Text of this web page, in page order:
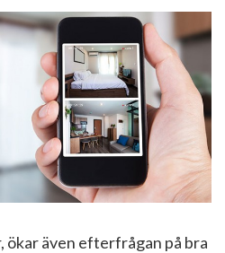
även efterfrågan på bra